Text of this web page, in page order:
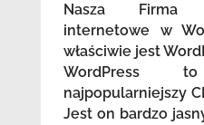
Nasza Firma
internetowe w
właściwie jest
WordPress to
najpopularniejszy
Jest on bardzo